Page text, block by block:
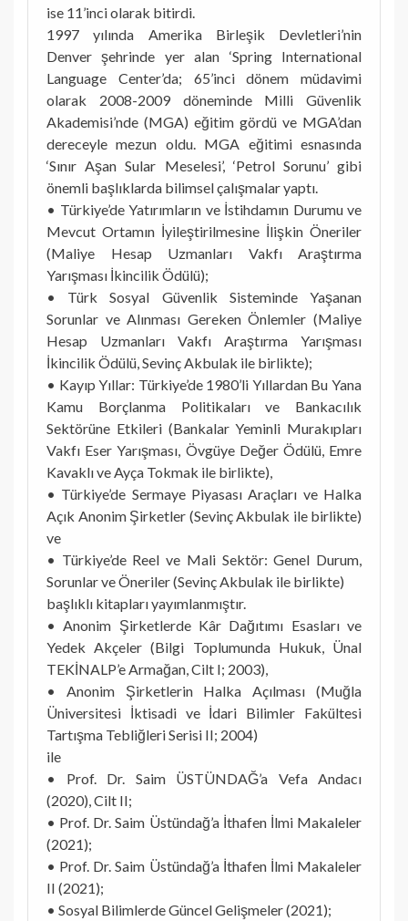
ise 11’inci olarak bitirdi.
1997 yılında Amerika Birleşik Devletleri’nin
Denver şehrinde yer alan ‘Spring International
Language Center’da; 65’inci dönem müdavimi
olarak 2008-2009 döneminde Milli Güvenlik
Akademisi’nde (MGA) eğitim gördü ve MGA’dan
dereceyle mezun oldu. MGA eğitimi esnasında
‘Sınır Aşan Sular Meselesi’, ‘Petrol Sorunu’ gibi
önemli başlıklarda bilimsel çalışmalar yaptı.
• Türkiye’de Yatırımların ve İstihdamın Durumu ve
Mevcut Ortamın İyileştirilmesine İlişkin Öneriler
(Maliye Hesap Uzmanları Vakfı Araştırma
Yarışması İkincilik Ödülü);
• Türk Sosyal Güvenlik Sisteminde Yaşanan
Sorunlar ve Alınması Gereken Önlemler (Maliye
Hesap Uzmanları Vakfı Araştırma Yarışması
İkincilik Ödülü, Sevinç Akbulak ile birlikte);
• Kayıp Yıllar: Türkiye’de 1980’li Yıllardan Bu Yana
Kamu Borçlanma Politikaları ve Bankacılık
Sektörüne Etkileri (Bankalar Yeminli Murakıpları
Vakfı Eser Yarışması, Övgüye Değer Ödülü, Emre
Kavaklı ve Ayça Tokmak ile birlikte),
• Türkiye’de Sermaye Piyasası Araçları ve Halka
Açık Anonim Şirketler (Sevinç Akbulak ile birlikte)
ve
• Türkiye’de Reel ve Mali Sektör: Genel Durum,
Sorunlar ve Öneriler (Sevinç Akbulak ile birlikte)
başlıklı kitapları yayımlanmıştır.
• Anonim Şirketlerde Kâr Dağıtımı Esasları ve
Yedek Akçeler (Bilgi Toplumunda Hukuk, Ünal
TEKİNALP’e Armağan, Cilt I; 2003),
• Anonim Şirketlerin Halka Açılması (Muğla
Üniversitesi İktisadi ve İdari Bilimler Fakültesi
Tartışma Tebliğleri Serisi II; 2004)
ile
• Prof. Dr. Saim ÜSTÜNDAĞ’a Vefa Andacı
(2020), Cilt II;
• Prof. Dr. Saim Üstündağ’a İthafen İlmi Makaleler
(2021);
• Prof. Dr. Saim Üstündağ’a İthafen İlmi Makaleler
II (2021);
• Sosyal Bilimlerde Güncel Gelişmeler (2021);